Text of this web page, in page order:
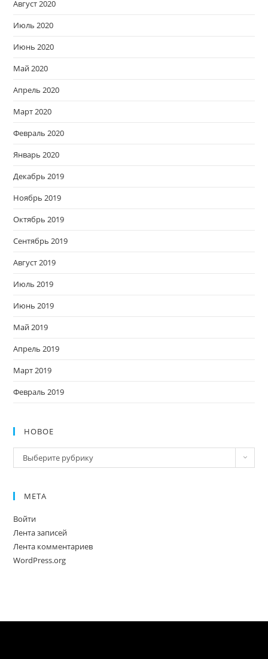
Август 2020
Июль 2020
Июнь 2020
Май 2020
Апрель 2020
Март 2020
Февраль 2020
Январь 2020
Декабрь 2019
Ноябрь 2019
Октябрь 2019
Сентябрь 2019
Август 2019
Июль 2019
Июнь 2019
Май 2019
Апрель 2019
Март 2019
Февраль 2019
НОВОЕ
Новое
Выберите рубрику
МЕТА
Войти
Лента записей
Лента комментариев
WordPress.org